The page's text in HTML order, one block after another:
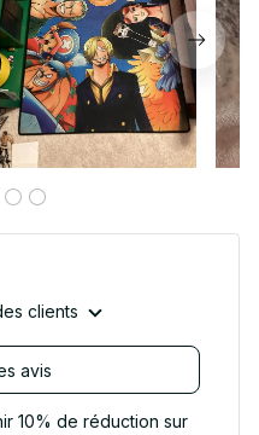
clients
avis
10% de réduction sur